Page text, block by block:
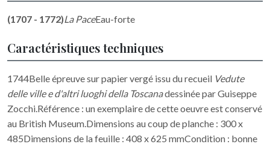
(1707 - 1772)La PaceEau-forte
Caractéristiques techniques
1744Belle épreuve sur papier vergé issu du recueil Vedute
delle ville e d'altri luoghi della Toscanadessinée par Guiseppe
Zocchi.Référence : un exemplaire de cette oeuvre est conservé
au British Museum.Dimensions au coup de planche : 300 x
485Dimensions de la feuille : 408 x 625 mmCondition : bonne